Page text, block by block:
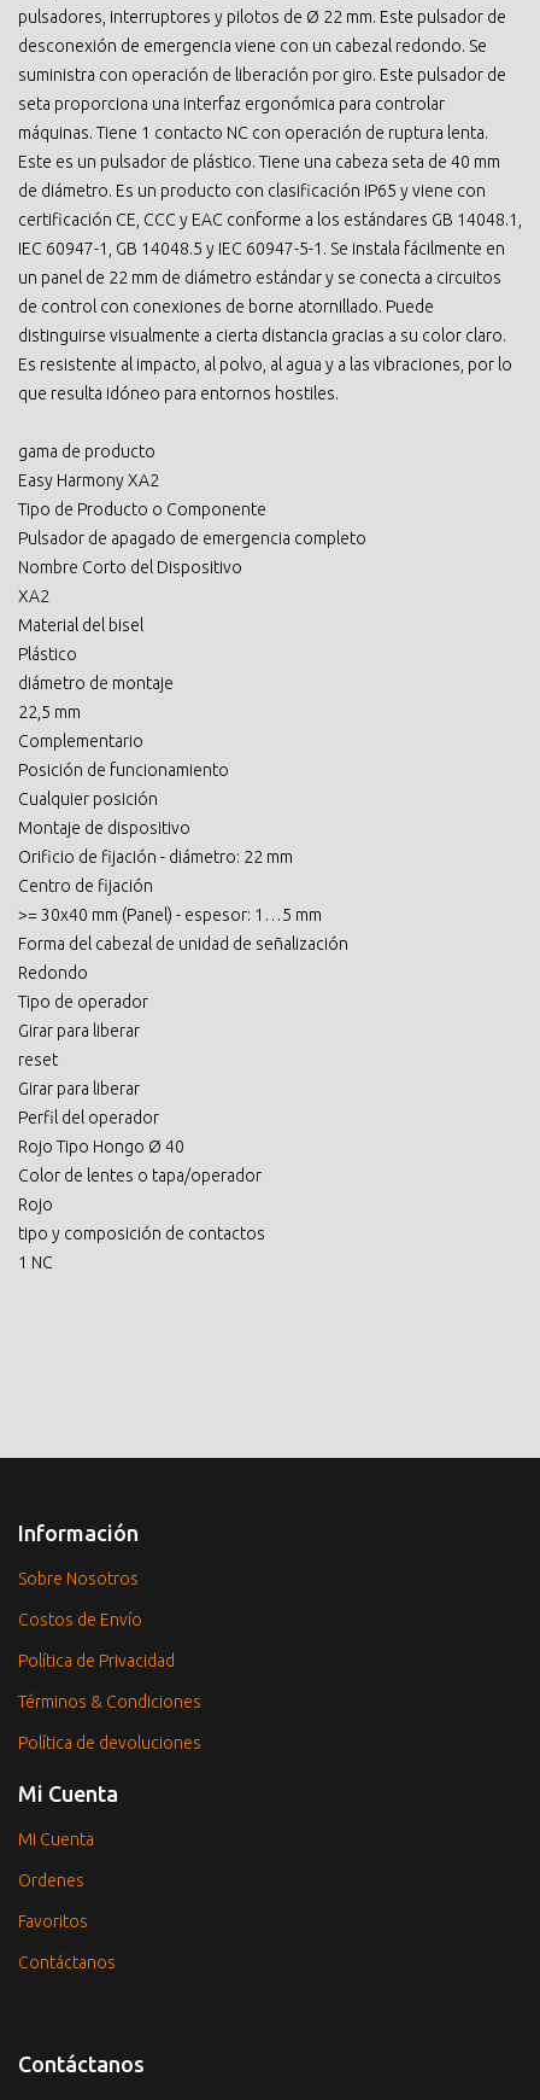
pulsadores, interruptores y pilotos de Ø 22 mm. Este pulsador de
desconexión de emergencia viene con un cabezal redondo. Se
suministra con operación de liberación por giro. Este pulsador de
seta proporciona una interfaz ergonómica para controlar
máquinas. Tiene 1 contacto NC con operación de ruptura lenta.
Este es un pulsador de plástico. Tiene una cabeza seta de 40 mm
de diámetro. Es un producto con clasificación IP65 y viene con
certificación CE, CCC y EAC conforme a los estándares GB 14048.1,
IEC 60947-1, GB 14048.5 y IEC 60947-5-1. Se instala fácilmente en
un panel de 22 mm de diámetro estándar y se conecta a circuitos
de control con conexiones de borne atornillado. Puede
distinguirse visualmente a cierta distancia gracias a su color claro.
Es resistente al impacto, al polvo, al agua y a las vibraciones, por lo
que resulta idóneo para entornos hostiles.
gama de producto
Easy Harmony XA2
Tipo de Producto o Componente
Pulsador de apagado de emergencia completo
Nombre Corto del Dispositivo
XA2
Material del bisel
Plástico
diámetro de montaje
22,5 mm
Complementario
Posición de funcionamiento
Cualquier posición
Montaje de dispositivo
Orificio de fijación - diámetro: 22 mm
Centro de fijación
>= 30x40 mm (Panel) - espesor: 1…5 mm
Forma del cabezal de unidad de señalización
Redondo
Tipo de operador
Girar para liberar
reset
Girar para liberar
Perfil del operador
Rojo Tipo Hongo Ø 40
Color de lentes o tapa/operador
Rojo
tipo y composición de contactos
1 NC
Información
Sobre Nosotros
Costos de Envío
Política de Privacidad
Términos & Condiciones
Política de devoluciones
Mi Cuenta
Mi Cuenta
Ordenes
Favoritos
Contáctanos
Contáctanos